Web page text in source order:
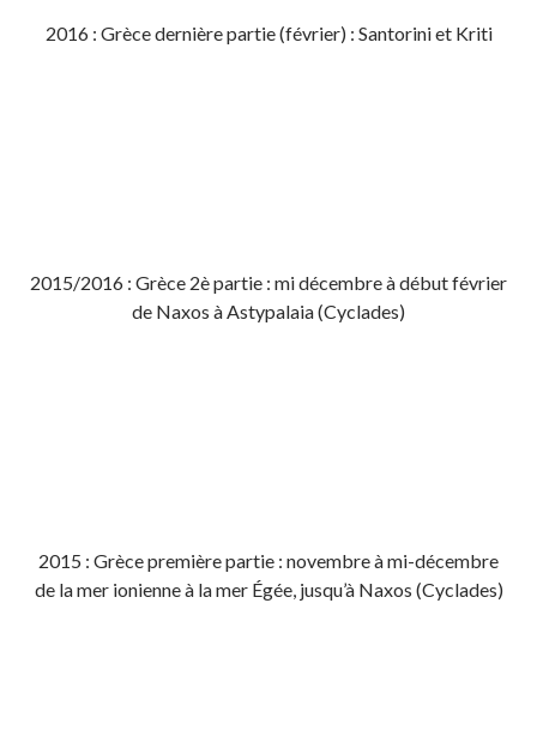
2016 : Grèce dernière partie (février) : Santorini et Kriti
2015/2016 : Grèce 2è partie : mi décembre à début février
de Naxos à Astypalaia (Cyclades)
2015 : Grèce première partie : novembre à mi-décembre
de la mer ionienne à la mer Égée, jusqu’à Naxos (Cyclades)